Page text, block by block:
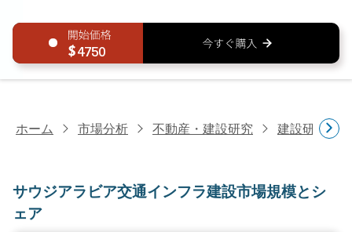
4750
ホーム 市場分析 不動産・建設研究 建設研究
サウジアラビア交通インフラ建設市場規模とシ
ェア